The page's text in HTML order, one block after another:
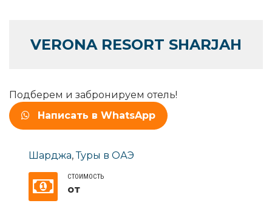
VERONA RESORT SHARJAH
Подберем и забронируем отель!
Написать в WhatsApp
Шарджа,Туры в ОАЭ
СТОИМОСТЬ
от